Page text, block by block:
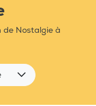
de Nostalgie à